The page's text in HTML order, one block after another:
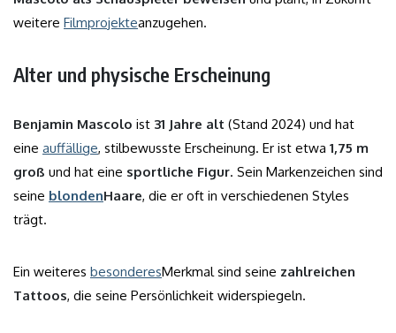
weitere Filmprojekteanzugehen.
Alter und physische Erscheinung
Benjamin Mascolo ist 31 Jahre alt (Stand 2024) und hat
eine auffällige, stilbewusste Erscheinung. Er ist etwa 1,75 m
groß und hat eine sportliche Figur. Sein Markenzeichen sind
seine blondenHaare, die er oft in verschiedenen Styles
trägt.
Ein weiteres besonderesMerkmal sind seine zahlreichen
Tattoos, die seine Persönlichkeit widerspiegeln.